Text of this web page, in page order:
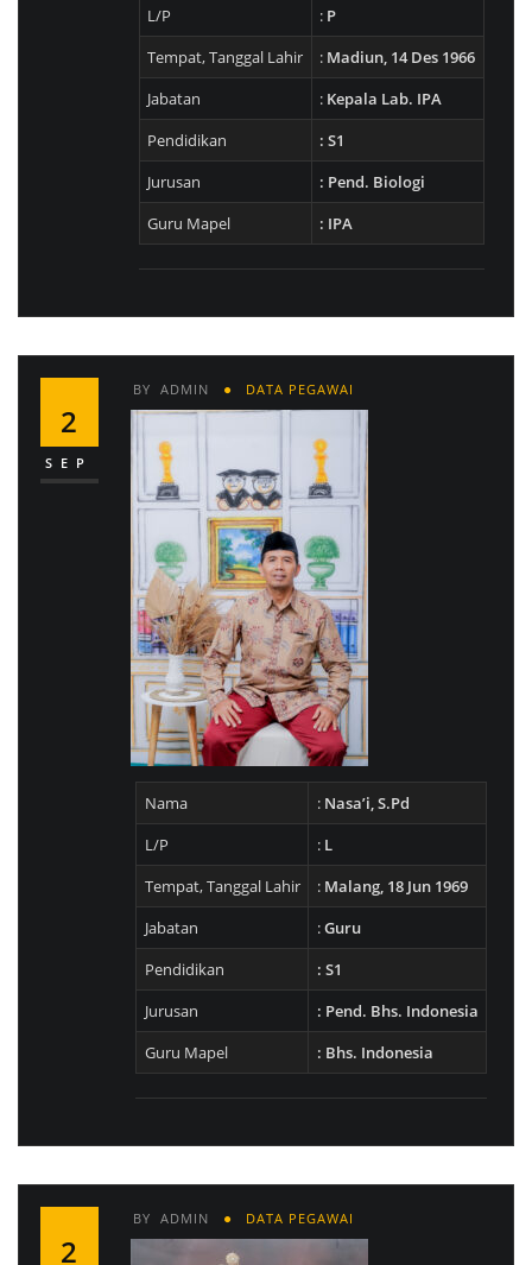
L/P
: P
Tempat, Tanggal Lahir
: Madiun, 14 Des 1966
Jabatan
: Kepala Lab. IPA
Pendidikan
: S1
Jurusan
: Pend. Biologi
Guru Mapel
: IPA
2
SEP
BY ADMIN DATA PEGAWAI
Nama : Nasa’i, S.Pd
L/P
: L
Tempat, Tanggal Lahir
: Malang, 18 Jun 1969
Jabatan
:Guru
Pendidikan
: S1
Jurusan
: Pend. Bhs. Indonesia
Guru Mapel
: Bhs. Indonesia
2
BY ADMIN DATA PEGAWAI